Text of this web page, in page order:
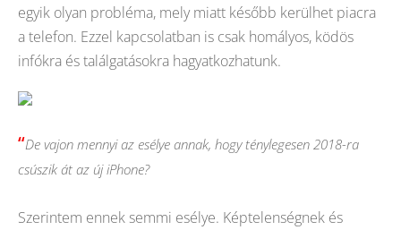
egyik olyan probléma, mely miatt később kerülhet piacra
a telefon. Ezzel kapcsolatban is csak homályos, ködös
infókra és találgatásokra hagyatkozhatunk.
“De vajon mennyi az esélye annak, hogy ténylegesen 2018-ra
csúszik át az új iPhone?
Szerintem ennek semmi esélye. Képtelenségnek és